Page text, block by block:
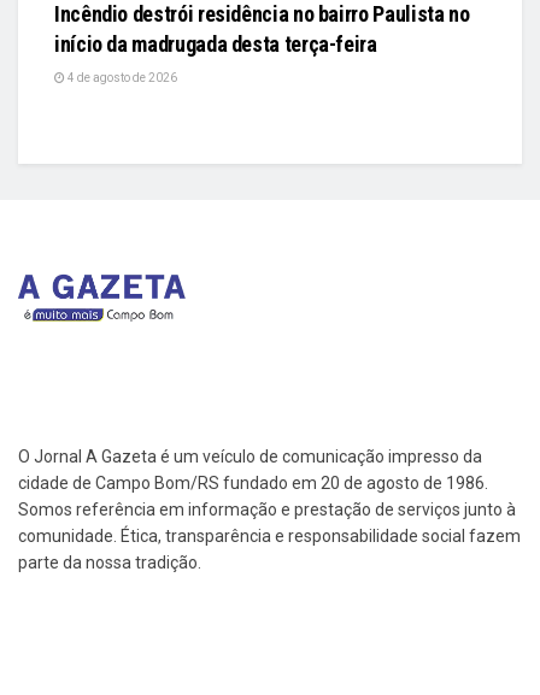
Incêndio destrói residência no bairro Paulista no
início da madrugada desta terça-feira
4 de agosto de 2026
O Jornal A Gazeta é um veículo de comunicação impresso da
cidade de Campo Bom/RS fundado em 20 de agosto de 1986.
Somos referência em informação e prestação de serviços junto à
comunidade. Ética, transparência e responsabilidade social fazem
parte da nossa tradição.